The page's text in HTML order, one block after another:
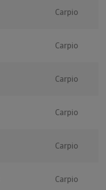
Carpio
Carpio
Carpio
Carpio
Carpio
Carpio